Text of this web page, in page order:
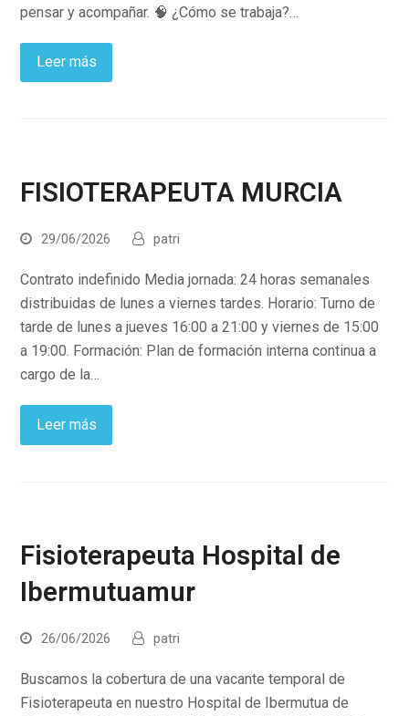
pensar y acompañar. 🧠 ¿Cómo se trabaja?…
Leer más
FISIOTERAPEUTA MURCIA
29/06/2026 patri
Contrato indefinido Media jornada: 24 horas semanales
distribuidas de lunes a viernes tardes. Horario: Turno de
tarde de lunes a jueves 16:00 a 21:00 y viernes de 15:00
a 19:00. Formación: Plan de formación interna continua a
cargo de la…
Leer más
Fisioterapeuta Hospital de
Ibermutuamur
26/06/2026 patri
Buscamos la cobertura de una vacante temporal de
Fisioterapeuta en nuestro Hospital de Ibermutua de